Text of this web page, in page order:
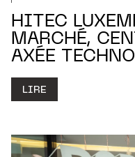
HITEC
MARCHÉ,
AXÉE
LIRE